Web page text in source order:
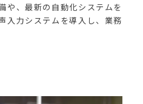
や、最新の自動化システムを
入力システムを導入し、業務